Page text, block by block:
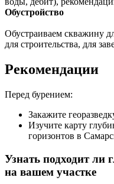
Обустройство
Обустраиваем скважину
для строительства, для
Рекомендации
Перед бурением:
Закажите
Изучите карту
горизонтов в
Узнать подходит ли
на вашем участке